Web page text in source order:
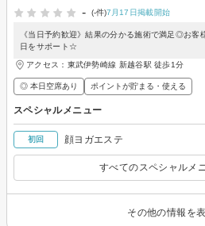
-
(-件)7月17日掲載開始
《当日予約歓迎》結果の分かる施術で満足◎お客
日をサポート☆
アクセス：東武伊勢崎線 新越谷駅 徒歩1分
◎ 本日空席あり ポイントが貯まる・使える
スペシャルメニュー
初回 顔ヨガエステ
すべてのスペシャルメ
その他の情報を